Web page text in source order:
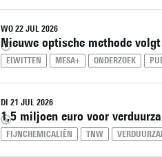
WO 22 JUL 2026
Nieuwe optische methode
EIWITTEN MESA+ ONDERZOEK
DI 21 JUL 2026
1,5 miljoen euro voor
FIJNCHEMICALIËN TNW